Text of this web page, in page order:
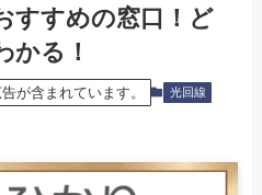
すすめの窓口！ど
かる！
が含まれています。 光回線